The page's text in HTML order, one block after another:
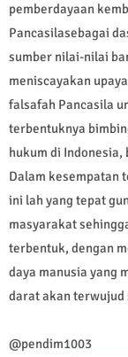
pemberdayaan
Pancasilasebagai
sumber nilai-nilai
meniscayakan
falsafah Pancasila
terbentuknya
hukum di Indonesia,
Dalam kesempatan
ini lah yang tepat
masyarakat
terbentuk, dengan
daya manusia yang
darat akan terwujud
@pendim1003